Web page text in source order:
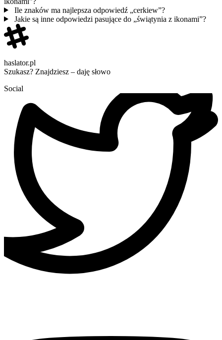
Ile znaków ma najlepsza odpowiedź „cerkiew”?
Jakie są inne odpowiedzi pasujące do „świątynia z ikonami”?
haslator.pl
Szukasz? Znajdziesz – daję słowo
Social